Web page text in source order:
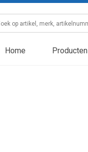
Home Producten